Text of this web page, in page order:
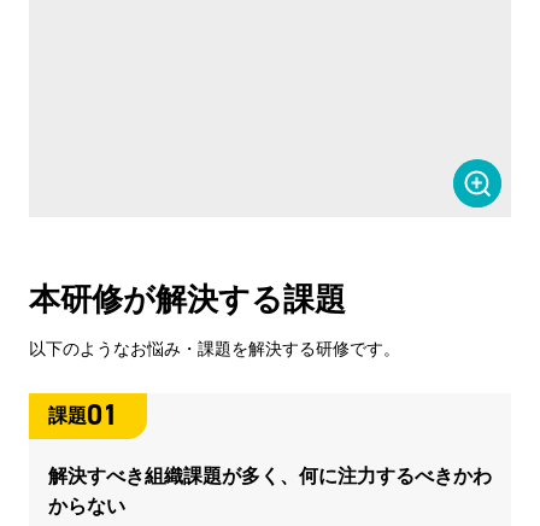
本研修が解決する課題
以下のようなお悩み・課題を解決する研修です。
課題01
解決すべき組織課題が多く、何に注力するべきかわ
からない